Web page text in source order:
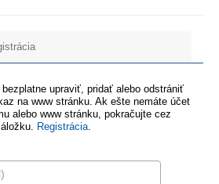
upraviť, pridať alebo odstrániť
na www stránku. Ak ešte nemáte účet
alebo www stránku, pokračujte cez
Registrácia.